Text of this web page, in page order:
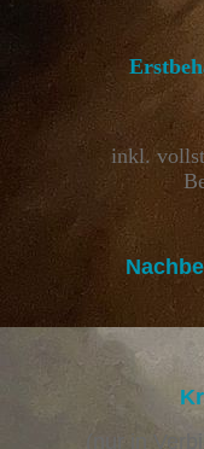
inkl.
(nur in